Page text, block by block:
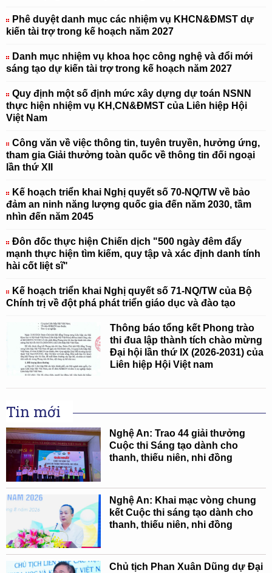
Phê duyệt danh mục các nhiệm vụ KHCN&ĐMST dự
kiến tài trợ trong kế hoạch năm 2027
Danh mục nhiệm vụ khoa học công nghệ và đổi mới
sáng tạo dự kiến tài trợ trong kế hoạch năm 2027
Quy định một số định mức xây dựng dự toán NSNN
thực hiện nhiệm vụ KH,CN&ĐMST của Liên hiệp Hội
Việt Nam
Công văn về việc thông tin, tuyên truyền, hưởng ứng,
tham gia Giải thưởng toàn quốc về thông tin đối ngoại
lần thứ XII
Kế hoạch triển khai Nghị quyết số 70-NQ/TW về bảo
đảm an ninh năng lượng quốc gia đến năm 2030, tầm
nhìn đến năm 2045
Đôn đốc thực hiện Chiến dịch "500 ngày đêm đẩy
mạnh thực hiện tìm kiếm, quy tập và xác định danh tính
hài cốt liệt sĩ"
Kế hoạch triển khai Nghị quyết số 71-NQ/TW của Bộ
Chính trị về đột phá phát triển giáo dục và đào tạo
Thông báo tổng kết Phong trào
thi đua lập thành tích chào mừng
Đại hội lần thứ IX (2026-2031) của
Liên hiệp Hội Việt nam
Tin mới
Nghệ An: Trao 44 giải thưởng
Cuộc thi Sáng tạo dành cho
thanh, thiếu niên, nhi đồng
Nghệ An: Khai mạc vòng chung
kết Cuộc thi sáng tạo dành cho
thanh, thiếu niên, nhi đồng
Chủ tịch Phan Xuân Dũng dự Đại